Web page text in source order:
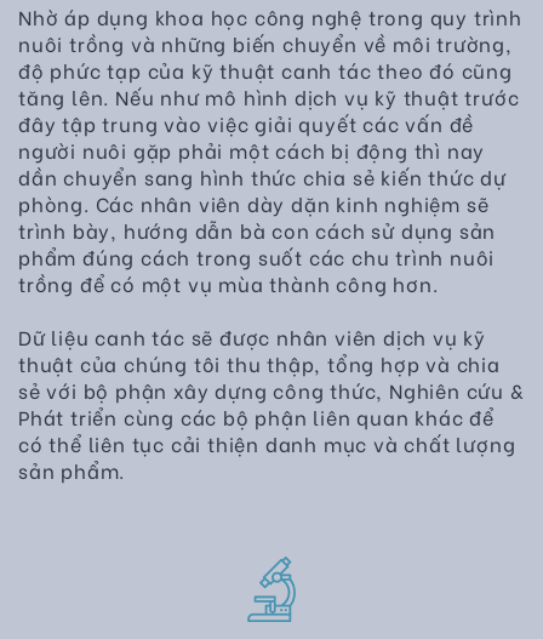
Nhờ áp dụng khoa học công nghệ trong quy trình
nuôi trồng và những biến chuyển về môi trường,
độ phức tạp của kỹ thuật canh tác theo đó cũng
tăng lên. Nếu như mô hình dịch vụ kỹ thuật trước
đây tập trung vào việc giải quyết các vấn đề
người nuôi gặp phải một cách bị động thì nay
dần chuyển sang hình thức chia sẻ kiến thức dự
phòng. Các nhân viên dày dặn kinh nghiệm sẽ
trình bày, hướng dẫn bà con cách sử dụng sản
phẩm đúng cách trong suốt các chu trình nuôi
trồng để có một vụ mùa thành công hơn.
Dữ liệu canh tác sẽ được nhân viên dịch vụ kỹ
thuật của chúng tôi thu thập, tổng hợp và chia
sẻ với bộ phận xây dựng công thức, Nghiên cứu &
Phát triển cùng các bộ phận liên quan khác để
có thể liên tục cải thiện danh mục và chất lượng
sản phẩm.